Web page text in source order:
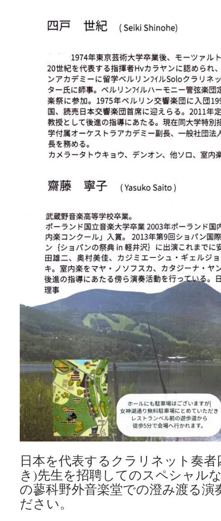
日本を代表するクラリネット奏
き)先生を招聘してのスペシャル
の蓼科野外音楽堂での澄み渡る
ださい。